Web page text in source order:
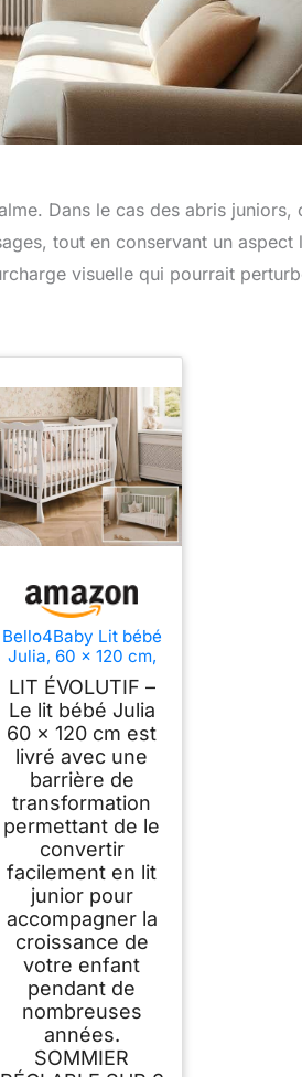
Dans le cas des abris juniors,
tout en conservant un aspect
visuelle qui pourrait
Bello4Baby Lit bébé
Julia, 60 x 120 cm,
convertible en lit
junior, réglable en
hauteur sur 3
niveaux, 3 barreaux
amovibles, en bois
(avec côté de
conversion (sans
matelas))
LIT ÉVOLUTIF –
Le lit bébé Julia
60 × 120 cm est
livré avec une
barrière de
transformation
permettant de le
convertir
facilement en lit
junior pour
accompagner la
croissance de
votre enfant
pendant de
nombreuses
années.
SOMMIER